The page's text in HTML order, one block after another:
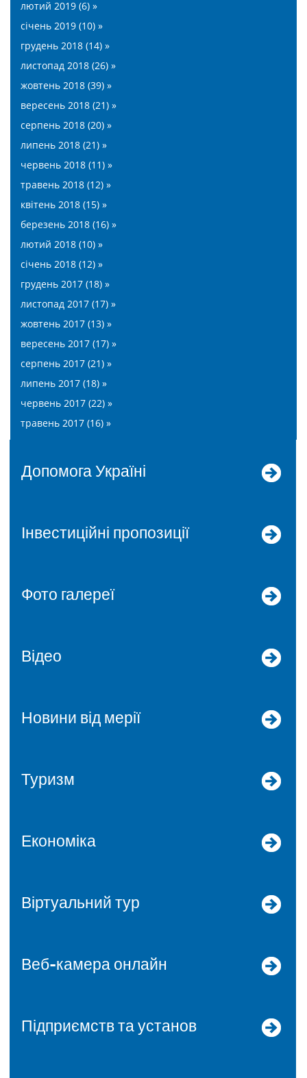
лютий 2019 (6) »
січень 2019 (10) »
грудень 2018 (14) »
листопад 2018 (26) »
жовтень 2018 (39) »
вересень 2018 (21) »
серпень 2018 (20) »
липень 2018 (21) »
червень 2018 (11) »
травень 2018 (12) »
квітень 2018 (15) »
березень 2018 (16) »
лютий 2018 (10) »
січень 2018 (12) »
грудень 2017 (18) »
листопад 2017 (17) »
жовтень 2017 (13) »
вересень 2017 (17) »
серпень 2017 (21) »
липень 2017 (18) »
червень 2017 (22) »
травень 2017 (16) »
допомога Україні
Інвестиційні пропозиції
Фото галереї
Відео
Новини від мерії
Туризм
Економіка
Віртуальний тур
Веб-камера онлайн
Підприємств та установ